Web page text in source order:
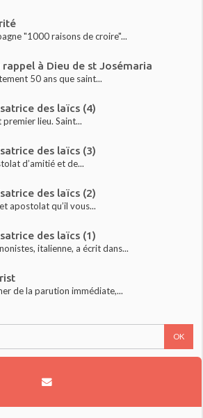
"1000 raisons de croire"...
à Dieu de st Josémaria
50 ans que saint...
des laïcs (4)
lieu. Saint...
des laïcs (3)
d’amitié et de...
des laïcs (2)
apostolat qu’il vous...
des laïcs (1)
italienne, a écrit dans...
de la parution immédiate,...